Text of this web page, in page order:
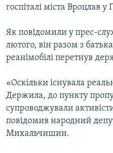
СПЕЦПРОЕКТИ
ВІДЕОУРОКИ «ELIFBE»
СВІДЧЕННЯ ОКУПАЦІЇ
УКРАЇНСЬКА ПРОБЛЕМА КРИМУ
ІНФОГРАФІКА
Русский
ДОЛУЧАЙСЯ!
госпіталі міста Вроцлав у
Як повідомили у прес-
лютого, він разом з
реанімобілі перетнув
«Оскільки існувала
Держила, до пункту
супроводжували
повідомив народний
Михальчишин.